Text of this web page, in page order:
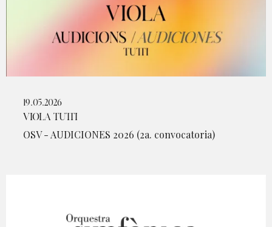
19.05.2026
VIOLA TUTTI
OSV - AUDICIONES 2026 (2a. convocatoria)